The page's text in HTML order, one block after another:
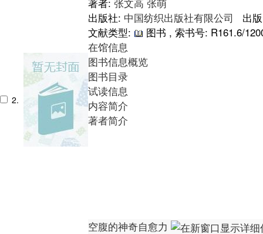
2.
出版社: 中国纺织出版社有限公司
出
文献类型:
图书 , 索书号: R161.6/
在馆信息
图书信息概览
图书目录
试读信息
内容简介
著者简介
空腹的神奇自愈力